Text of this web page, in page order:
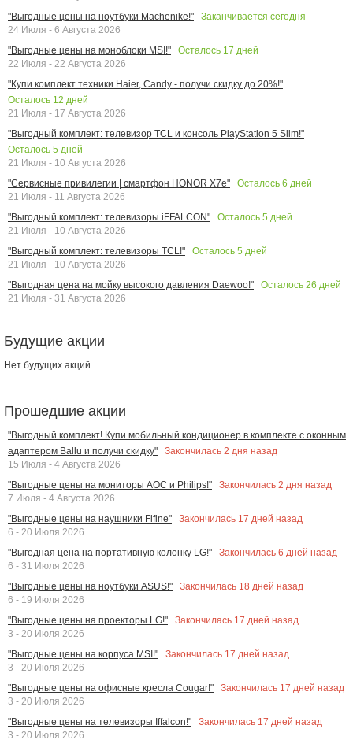
"Выгодные цены на ноутбуки Machenike!"
Заканчивается сегодня
24 Июля - 6 Августа 2026
"Выгодные цены на моноблоки MSI!"
Осталось 17 дней
22 Июля - 22 Августа 2026
"Купи комплект техники Haier, Candy - получи скидку до 20%!"
Осталось 12 дней
21 Июля - 17 Августа 2026
"Выгодный комплект: телевизор TCL и консоль PlayStation 5 Slim!"
Осталось 5 дней
21 Июля - 10 Августа 2026
"Сервисные привилегии | смартфон HONOR X7e"
Осталось 6 дней
21 Июля - 11 Августа 2026
"Выгодный комплект: телевизоры iFFALCON"
Осталось 5 дней
21 Июля - 10 Августа 2026
"Выгодный комплект: телевизоры TCL!"
Осталось 5 дней
21 Июля - 10 Августа 2026
"Выгодная цена на мойку высокого давления Daewoo!"
Осталось 26 дней
21 Июля - 31 Августа 2026
Будущие акции
Нет будущих акций
Прошедшие акции
"Выгодный комплект! Купи мобильный кондиционер в комплекте с оконным
адаптером Ballu и получи скидку"
Закончилась 2 дня назад
15 Июля - 4 Августа 2026
"Выгодные цены на мониторы AOC и Philips!"
Закончилась 2 дня назад
7 Июля - 4 Августа 2026
"Выгодные цены на наушники Fifine"
Закончилась 17 дней назад
6 - 20 Июля 2026
"Выгодная цена на портативную колонку LG!"
Закончилась 6 дней назад
6 - 31 Июля 2026
"Выгодные цены на ноутбуки ASUS!"
Закончилась 18 дней назад
6 - 19 Июля 2026
"Выгодные цены на проекторы LG!"
Закончилась 17 дней назад
3 - 20 Июля 2026
"Выгодные цены на корпуса MSI!"
Закончилась 17 дней назад
3 - 20 Июля 2026
"Выгодные цены на офисные кресла Cougar!"
Закончилась 17 дней назад
3 - 20 Июля 2026
"Выгодные цены на телевизоры Iffalcon!"
Закончилась 17 дней назад
3 - 20 Июля 2026